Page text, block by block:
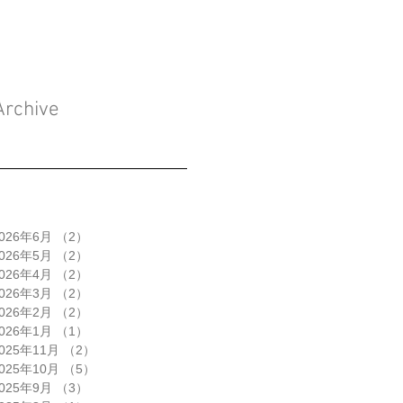
年6月 （2）
年5月
（2）
年4月
（2）
年3月
（2）
年2月
（2）
年1月
（1）
年11月
（2）
年10月
（5）
年9月
（3）